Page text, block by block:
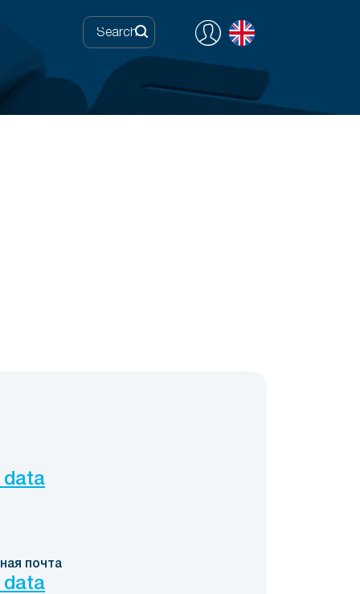
data
почта
data